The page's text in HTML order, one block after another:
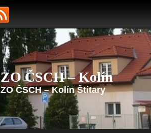
ZO ČSCH – Kolín
ZO ČSCH – Kolín Štítary